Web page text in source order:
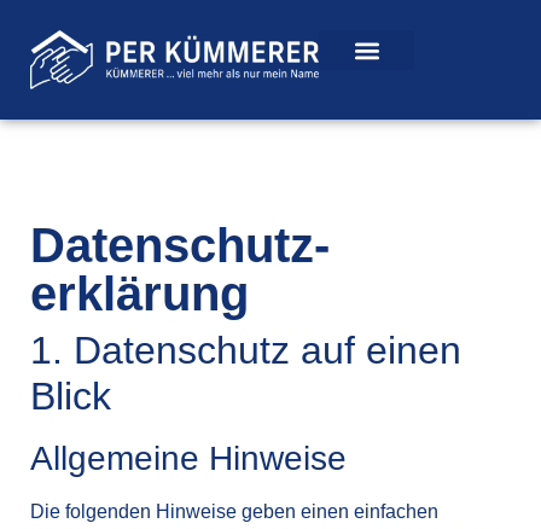
Daten­schutz­
erklärung
1. Datenschutz auf einen
Blick
Allgemeine Hinweise
Die folgenden Hinweise geben einen einfachen